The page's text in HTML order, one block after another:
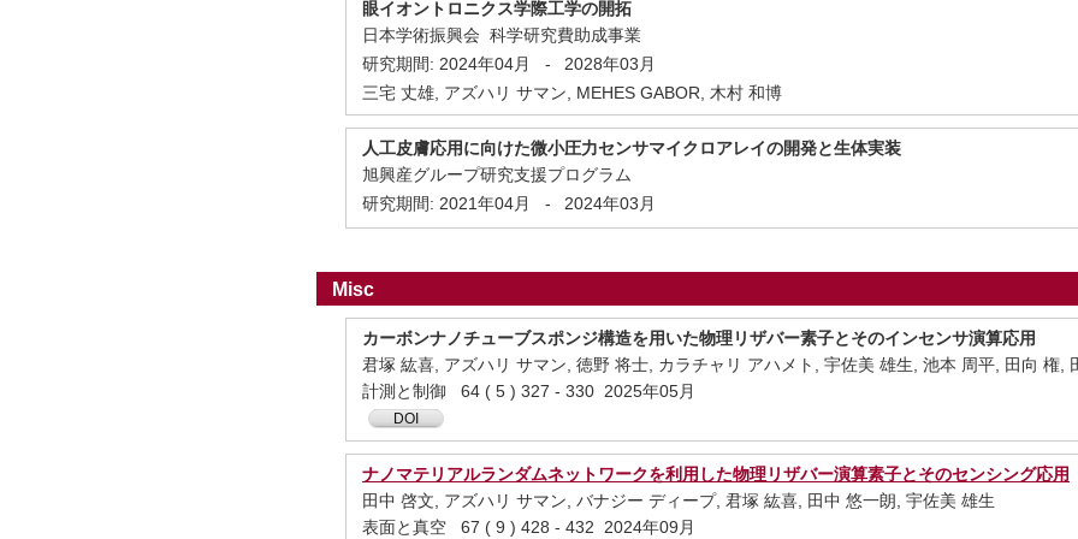
眼イオントロニクス学際工学の開拓
日本学術振興会 科学研究費助成事業
研究期間: 2024年04月 -
2028年03月
三宅 丈雄, アズハリ サマン, MEHES GABOR, 木村 和博
人工皮膚応用に向けた微小圧力センサマイクロアレイの開発と生体実装
旭興産グループ研究支援プログラム
研究期間: 2021年04月 - 2024年03月
Misc
カーボンナノチューブスポンジ構造を用いた物理リザバー素子とそのインセンサ演算応用
君塚 紘喜, アズハリ サマン, 徳野 将士, カラチャリ アハメト, 宇佐美 雄生, 池本 周平, 田向 権,
計測と制御 64 ( 5 ) 327 - 330 2025年05月
DOI
ナノマテリアルランダムネットワークを利用した物理リザバー演算素子とそのセンシング応用
田中 啓文, アズハリ サマン, バナジー ディープ, 君塚 紘喜, 田中 悠一朗, 宇佐美 雄生
表面と真空 67 ( 9 ) 428 - 432 2024年09月